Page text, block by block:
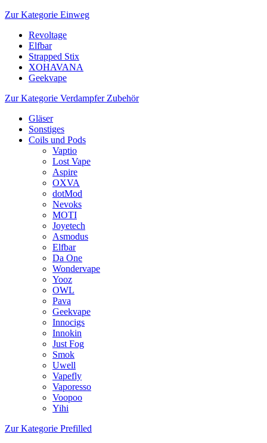
Zur Kategorie Einweg
Revoltage
Elfbar
Strapped Stix
XOHAVANA
Geekvape
Zur Kategorie Verdampfer Zubehör
Gläser
Sonstiges
Coils und Pods
Vaptio
Lost Vape
Aspire
OXVA
dotMod
Nevoks
MOTI
Joyetech
Asmodus
Elfbar
Da One
Wondervape
Yooz
OWL
Pava
Geekvape
Innocigs
Innokin
Just Fog
Smok
Uwell
Vapefly
Vaporesso
Voopoo
Yihi
Zur Kategorie Prefilled